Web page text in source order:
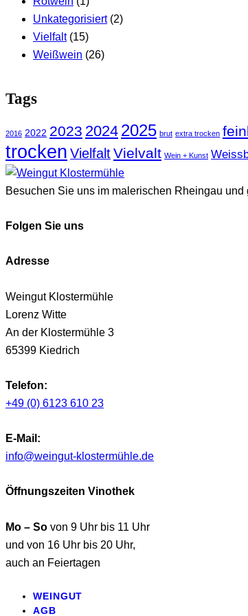
Unkategorisiert (2)
Vielfalt (15)
Weißwein (26)
Tags
2016 2022 2023 2024 2025 brut extra trocken
trocken VielfaltVielvalt Wein + Kunst
Besuchen Sie uns im malerischen Rheingau
Folgen Sie uns
Adresse
Weingut Klostermühle
Lorenz Witte
An der Klostermühle 3
65399 Kiedrich
Telefon:
+49 (0) 6123 610 23
E-Mail:
info@weingut-klostermühle.de
Öffnungszeiten Vinothek
Mo – So von 9 Uhr bis 11 Uhr
und von 16 Uhr bis 20 Uhr,
auch an Feiertagen
WEINGUT
AGB